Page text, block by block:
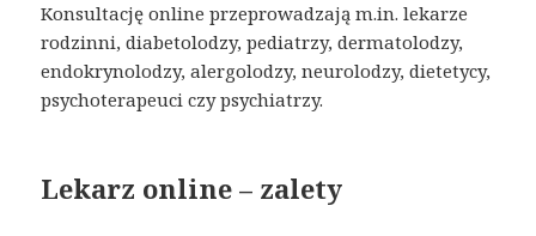
Konsultację online przeprowadzają m.in. lekarze
rodzinni, diabetolodzy, pediatrzy, dermatolodzy,
endokrynolodzy, alergolodzy, neurolodzy, dietetycy,
psychoterapeuci czy psychiatrzy.
Lekarz online – zalety